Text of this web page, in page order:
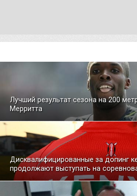
Лучший результат сезона на 200
Мерритта
Дисквалифицированные за допинг
продолжают выступать на